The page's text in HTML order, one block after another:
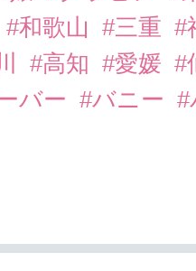
#和歌山 #三重 #
#高知 #愛媛 #
バー #バニー #